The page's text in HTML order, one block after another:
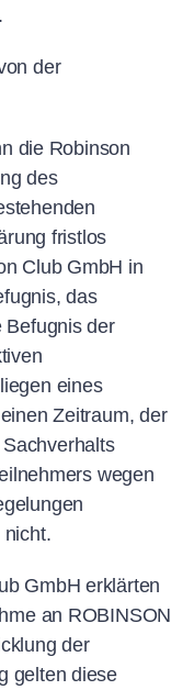
der
die Robinson
des
fristlos
Club GmbH in
das
Befugnis der
eines
Zeitraum, der
wegen
nicht.
GmbH erklärten
an ROBINSON
der
gelten diese